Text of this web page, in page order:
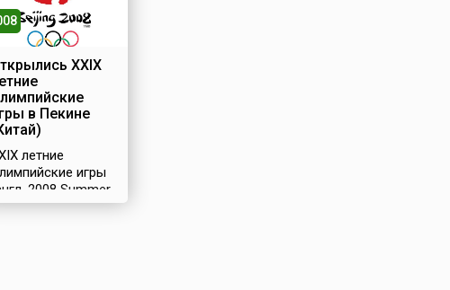
XXIX
в Пекине
летние
игры
2008 Summer